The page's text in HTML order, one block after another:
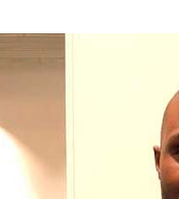
en
de